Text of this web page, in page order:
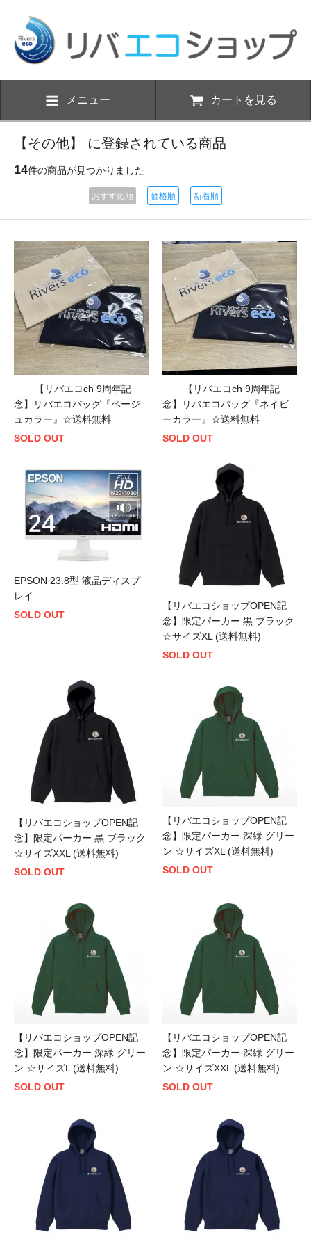
メニュー カートを見る
【その他】 に登録されている商品
14件の商品が見つかりました
おすすめ順 価格順 新着順
【リバエコch 9周年記
念】リバエコバッグ『ベージ
ュカラー』☆送料無料
SOLD OUT
【リバエコch 9周年記
念】リバエコバッグ『ネイビ
ーカラー』☆送料無料
SOLD OUT
EPSON 23.8型 液晶ディスプ
レイ
SOLD OUT
【リバエコショップOPEN記
念】限定パーカー 黒 ブラック
☆サイズXL (送料無料)
SOLD OUT
【リバエコショップOPEN記
念】限定パーカー 黒 ブラック
☆サイズXXL (送料無料)
SOLD OUT
【リバエコショップOPEN記
念】限定パーカー 深緑 グリー
ン ☆サイズXL (送料無料)
SOLD OUT
【リバエコショップOPEN記
念】限定パーカー 深緑 グリー
ン ☆サイズL (送料無料)
SOLD OUT
【リバエコショップOPEN記
念】限定パーカー 深緑 グリー
ン ☆サイズXXL (送料無料)
SOLD OUT